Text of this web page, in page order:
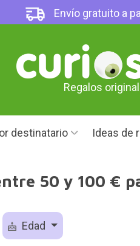
Envío gratuito a
Regalos
destinatario Ideas de
50 y 100 €
Edad